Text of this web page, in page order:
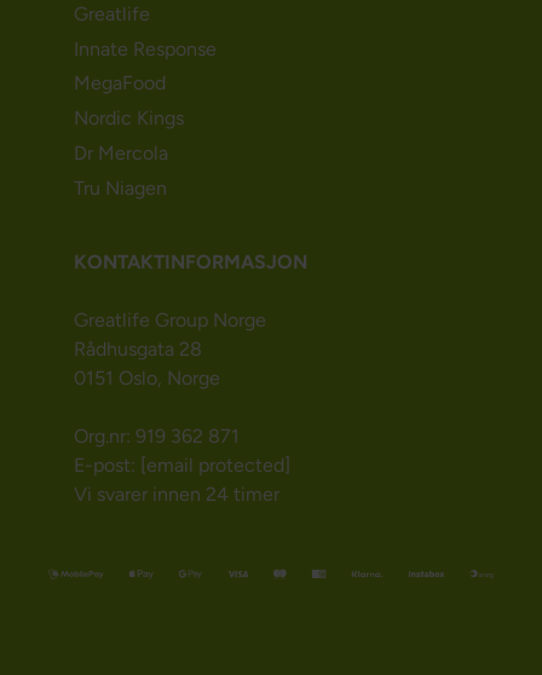
Greatlife
Innate Response
MegaFood
Nordic Kings
Dr Mercola
Tru Niagen
KONTAKTINFORMASJON
Greatlife Group Norge
Rådhusgata 28
0151 Oslo, Norge
Org.nr: 919 362 871
E-post: [email protected]
Vi svarer innen 24 timer